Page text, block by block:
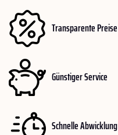
Transparente Preise
Günstiger Service
Schnelle Abwicklung